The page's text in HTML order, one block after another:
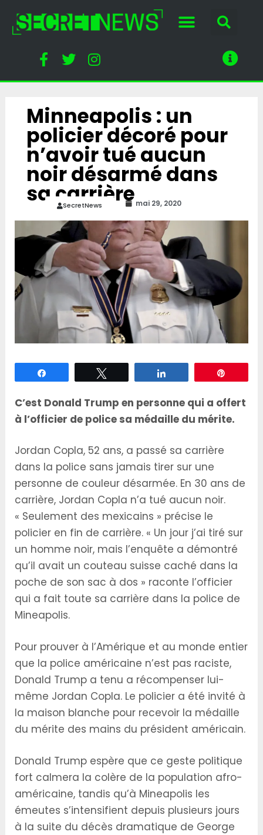
Minneapolis : un
policier décoré pour
n’avoir tué aucun
noir désarmé dans
sa carrière
SecretNews mai 29, 2020
C’est Donald Trump en personne qui a offert
à l’officier de police sa médaille du mérite.
Jordan Copla, 52 ans, a passé sa carrière
dans la police sans jamais tirer sur une
personne de couleur désarmée. En 30 ans de
carrière, Jordan Copla n’a tué aucun noir.
« Seulement des mexicains » précise le
policier en fin de carrière. « Un jour j’ai tiré sur
un homme noir, mais l’enquête a démontré
qu’il avait un couteau suisse caché dans la
poche de son sac à dos » raconte l’officier
qui a fait toute sa carrière dans la police de
Mineapolis.
Pour prouver à l’Amérique et au monde entier
que la police américaine n’est pas raciste,
Donald Trump a tenu a récompenser lui-
même Jordan Copla. Le policier a été invité à
la maison blanche pour recevoir la médaille
du mérite des mains du président américain.
Donald Trump espère que ce geste politique
fort calmera la colère de la population afro-
américaine, tandis qu’à Mineapolis les
émeutes s’intensifient depuis plusieurs jours
à la suite du décès dramatique de George